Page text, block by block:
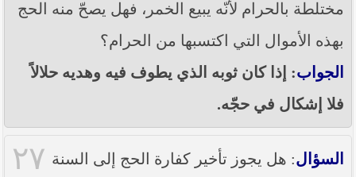
مختلطة بالحرام لأنّه يبيع الخمر، فهل يصحّ منه الحج
بهذه الأموال التي اكتسبها من الحرام؟
الجواب: إذا كان ثوبه الذي يطوف فيه وهديه حلالاً
فلا إشكال في حجّه.
٢٧ السؤال: هل يجوز تأخير كفارة الحج إلى السنة